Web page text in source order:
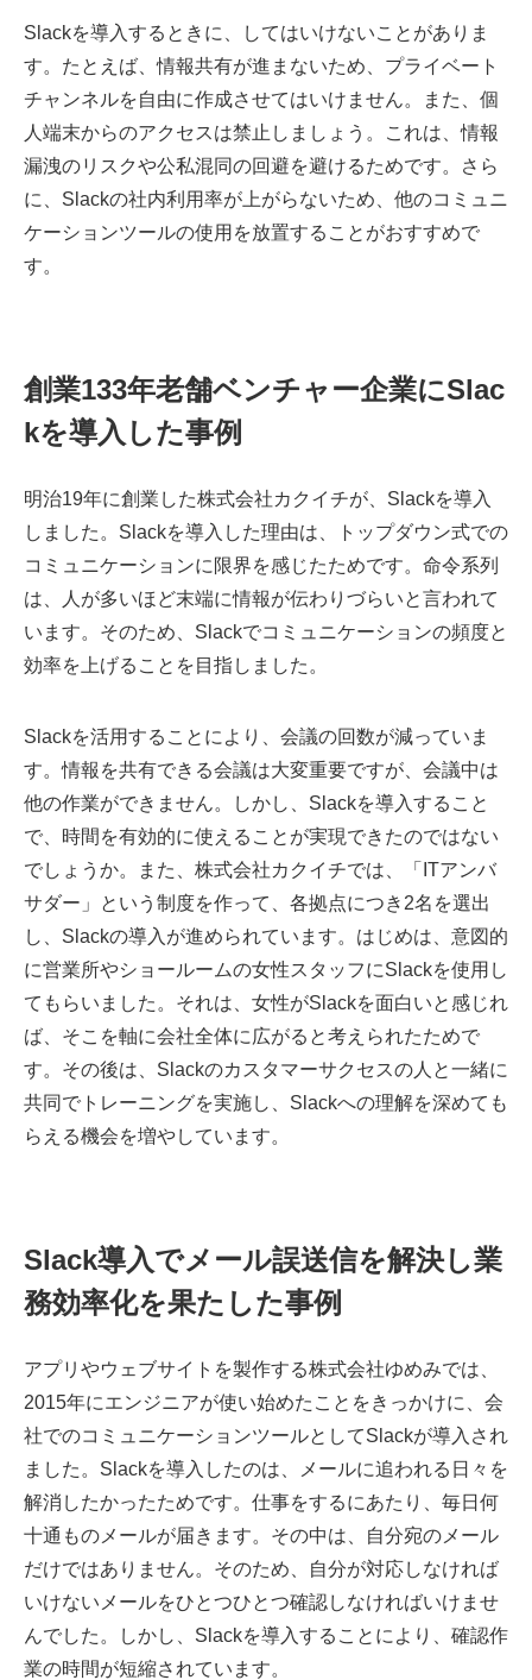
Slackを導入するときに、してはいけないことがありま
す。たとえば、情報共有が進まないため、プライベート
チャンネルを自由に作成させてはいけません。また、個
人端末からのアクセスは禁止しましょう。これは、情報
漏洩のリスクや公私混同の回避を避けるためです。さら
に、Slackの社内利用率が上がらないため、他のコミュニ
ケーションツールの使用を放置することがおすすめで
す。
創業133年老舗ベンチャー企業にSlac
kを導入した事例
明治19年に創業した株式会社カクイチが、Slackを導入
しました。Slackを導入した理由は、トップダウン式での
コミュニケーションに限界を感じたためです。命令系列
は、人が多いほど末端に情報が伝わりづらいと言われて
います。そのため、Slackでコミュニケーションの頻度と
効率を上げることを目指しました。
Slackを活用することにより、会議の回数が減っていま
す。情報を共有できる会議は大変重要ですが、会議中は
他の作業ができません。しかし、Slackを導入すること
で、時間を有効的に使えることが実現できたのではない
でしょうか。また、株式会社カクイチでは、「ITアンバ
サダー」という制度を作って、各拠点につき2名を選出
し、Slackの導入が進められています。はじめは、意図的
に営業所やショールームの女性スタッフにSlackを使用し
てもらいました。それは、女性がSlackを面白いと感じれ
ば、そこを軸に会社全体に広がると考えられたためで
す。その後は、Slackのカスタマーサクセスの人と一緒に
共同でトレーニングを実施し、Slackへの理解を深めても
らえる機会を増やしています。
Slack導入でメール誤送信を解決し業
務効率化を果たした事例
アプリやウェブサイトを製作する株式会社ゆめみでは、
2015年にエンジニアが使い始めたことをきっかけに、会
社でのコミュニケーションツールとしてSlackが導入され
ました。Slackを導入したのは、メールに追われる日々を
解消したかったためです。仕事をするにあたり、毎日何
十通ものメールが届きます。その中は、自分宛のメール
だけではありません。そのため、自分が対応しなければ
いけないメールをひとつひとつ確認しなければいけませ
んでした。しかし、Slackを導入することにより、確認作
業の時間が短縮されています。